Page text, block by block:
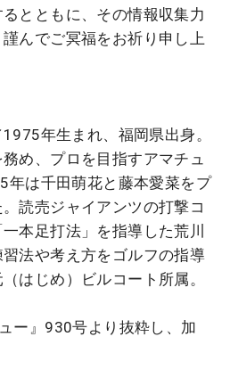
とともに、その情報収集力
んでご冥福をお祈り申し上
年生まれ、福岡県出身。
め、プロを目指すアマチュ
年は千田萌花と藤本愛菜をプ
読売ジャイアンツの打撃コ
本足打法」を指導した荒川
法や考え方をゴルフの指導
はじめ）ビルコート所属。
ー』930号より抜粋し、加